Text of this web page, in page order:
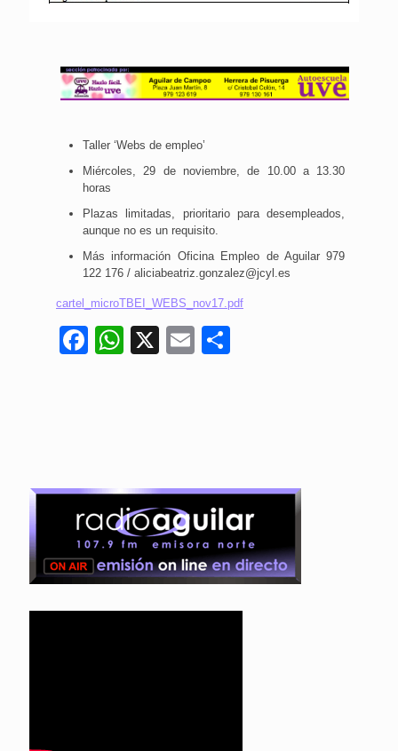
Taller ‘Webs de empleo’
Miércoles, 29 de noviembre, de 10.00 a 13.30
horas
Plazas limitadas, prioritario para desempleados,
aunque no es un requisito.
Más información Oficina Empleo de Aguilar 979
122 176 / aliciabeatriz.gonzalez@jcyl.es
cartel_microTBEI_WEBS_nov17.pdf
Facebook
WhatsApp
X Email